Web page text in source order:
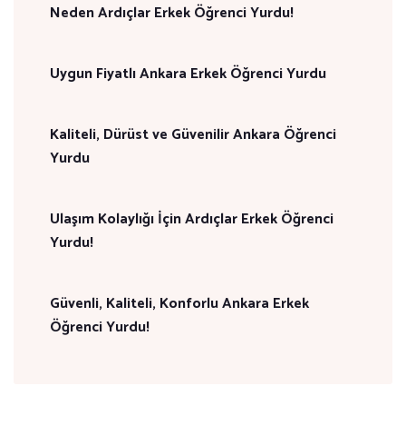
Neden Ardıçlar Erkek Öğrenci Yurdu!
Uygun Fiyatlı Ankara Erkek Öğrenci Yurdu
Kaliteli, Dürüst ve Güvenilir Ankara Öğrenci
Yurdu
Ulaşım Kolaylığı İçin Ardıçlar Erkek Öğrenci
Yurdu!
Güvenli, Kaliteli, Konforlu Ankara Erkek
Öğrenci Yurdu!